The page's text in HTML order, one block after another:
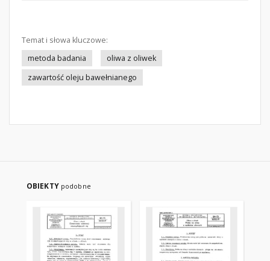
Temat i słowa kluczowe:
metoda badania
oliwa z oliwek
zawartość oleju bawełnianego
OBIEKTY podobne